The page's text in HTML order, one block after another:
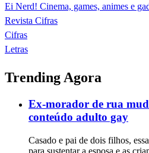
Ei Nerd! Cinema, games, animes e
Revista Cifras
Cifras
Letras
Trending Agora
Ex-morador de rua
conteúdo adulto gay
Casado e pai de dois filhos,
para sustentar a esposa e as